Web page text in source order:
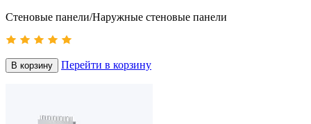
Стеновые панели/Наружные стеновые панели
В корзину Перейти в корзину